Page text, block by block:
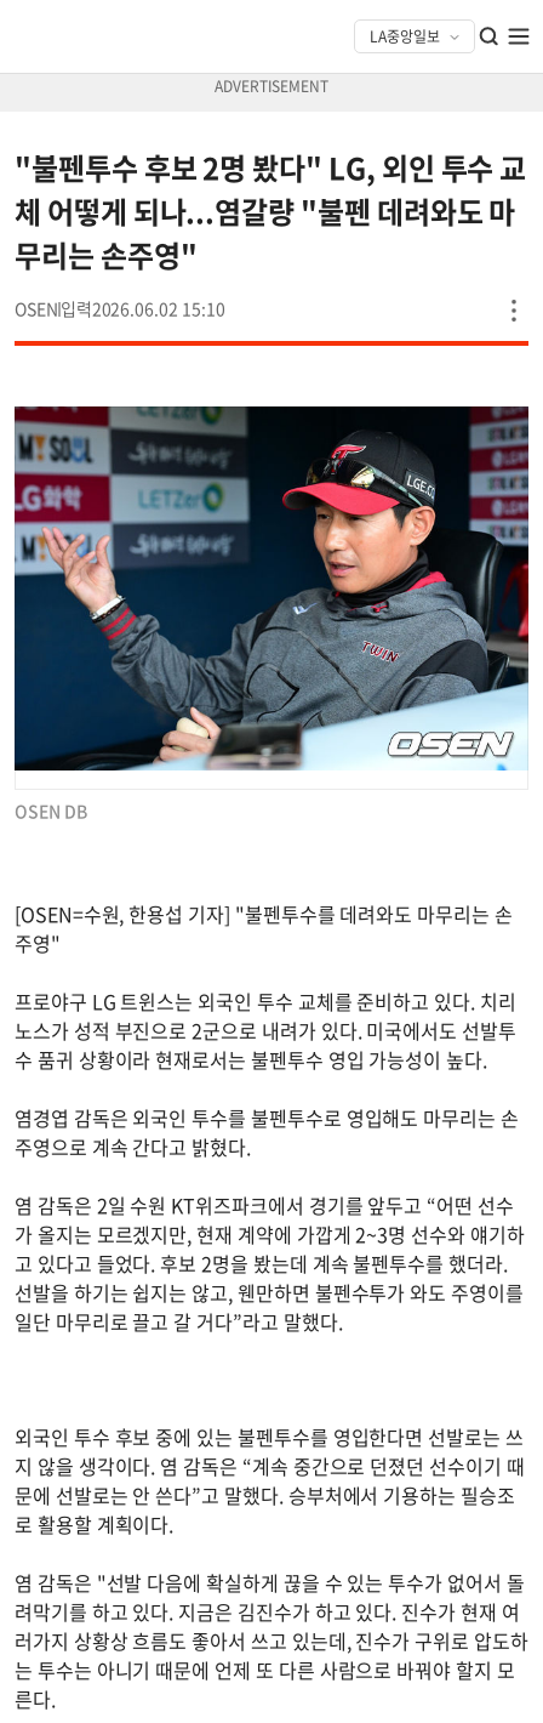
"불펜투수 후보 2명 봤다" LG, 외인 투수 교
체 어떻게 되나...염갈량 "불펜 데려와도 마
무리는 손주영"
OSEN 2026.06.02 15:10
OSEN DB
[OSEN=수원, 한용섭 기자] "불펜투수를 데려와도 마무리는 손
주영"
프로야구 LG 트윈스는 외국인 투수 교체를 준비하고 있다. 치리
노스가 성적 부진으로 2군으로 내려가 있다. 미국에서도 선발투
수 품귀 상황이라 현재로서는 불펜투수 영입 가능성이 높다.
염경엽 감독은 외국인 투수를 불펜투수로 영입해도 마무리는 손
주영으로 계속 간다고 밝혔다.
염 감독은 2일 수원 KT위즈파크에서 경기를 앞두고 “어떤 선수
가 올지는 모르겠지만, 현재 계약에 가깝게 2~3명 선수와 얘기하
고 있다고 들었다. 후보 2명을 봤는데 계속 불펜투수를 했더라.
선발을 하기는 쉽지는 않고, 웬만하면 불펜수투가 와도 주영이를
일단 마무리로 끌고 갈 거다”라고 말했다.
외국인 투수 후보 중에 있는 불펜투수를 영입한다면 선발로는 쓰
지 않을 생각이다. 염 감독은 “계속 중간으로 던졌던 선수이기 때
문에 선발로는 안 쓴다”고 말했다. 승부처에서 기용하는 필승조
로 활용할 계획이다.
염 감독은 "선발 다음에 확실하게 끊을 수 있는 투수가 없어서 돌
려막기를 하고 있다. 지금은 김진수가 하고 있다. 진수가 현재 여
러가지 상황상 흐름도 좋아서 쓰고 있는데, 진수가 구위로 압도하
는 투수는 아니기 때문에 언제 또 다른 사람으로 바꿔야 할지 모
른다.